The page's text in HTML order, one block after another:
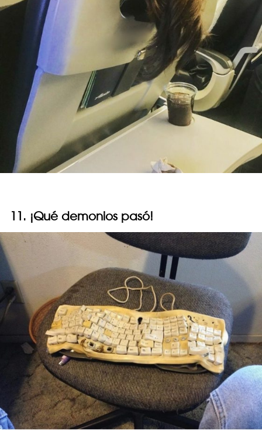
11. ¡Qué demonios pasó!